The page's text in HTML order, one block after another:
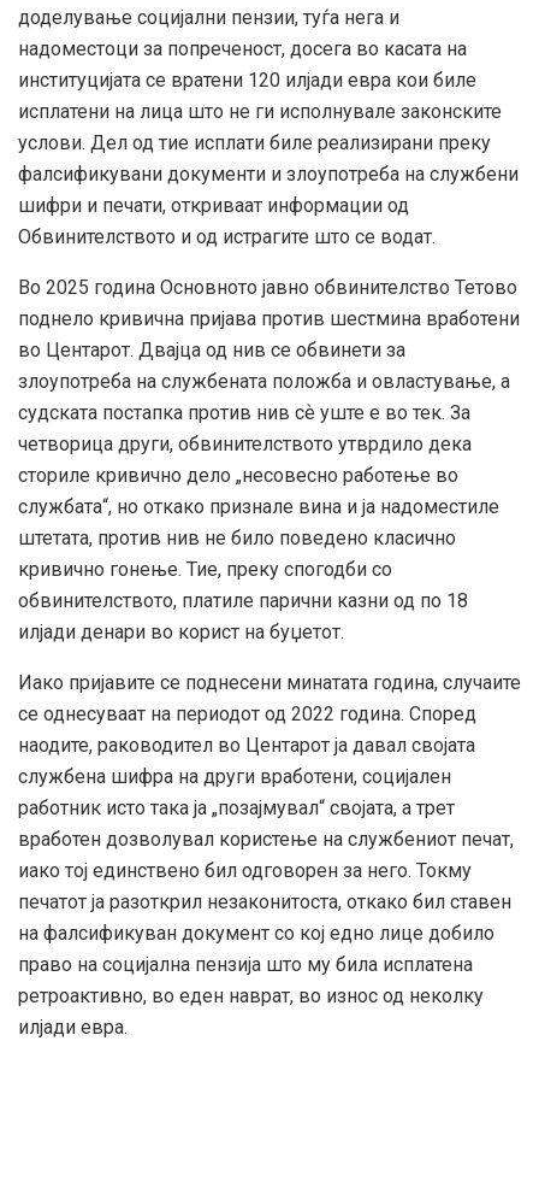
доделување социјални пензии, туѓа нега и
надоместоци за попреченост, досега во касата на
институцијата се вратени 120 илјади евра кои биле
исплатени на лица што не ги исполнувале законските
услови. Дел од тие исплати биле реализирани преку
фалсификувани документи и злоупотреба на службени
шифри и печати, откриваат информации од
Обвинителството и од истрагите што се водат.
Во 2025 година Основното јавно обвинителство Тетово
поднело кривична пријава против шестмина вработени
во Центарот. Двајца од нив се обвинети за
злоупотреба на службената положба и овластување, а
судската постапка против нив сѐ уште е во тек. За
четворица други, обвинителството утврдило дека
сториле кривично дело „несовесно работење во
службата“, но откако признале вина и ја надоместиле
штетата, против нив не било поведено класично
кривично гонење. Тие, преку спогодби со
обвинителството, платиле парични казни од по 18
илјади денари во корист на буџетот.
Иако пријавите се поднесени минатата година, случаите
се однесуваат на периодот од 2022 година. Според
наодите, раководител во Центарот ја давал својата
службена шифра на други вработени, социјален
работник исто така ја „позајмувал“ својата, а трет
вработен дозволувал користење на службениот печат,
иако тој единствено бил одговорен за него. Токму
печатот ја разоткрил незаконитоста, откако бил ставен
на фалсификуван документ со кој едно лице добило
право на социјална пензија што му била исплатена
ретроактивно, во еден наврат, во износ од неколку
илјади евра.